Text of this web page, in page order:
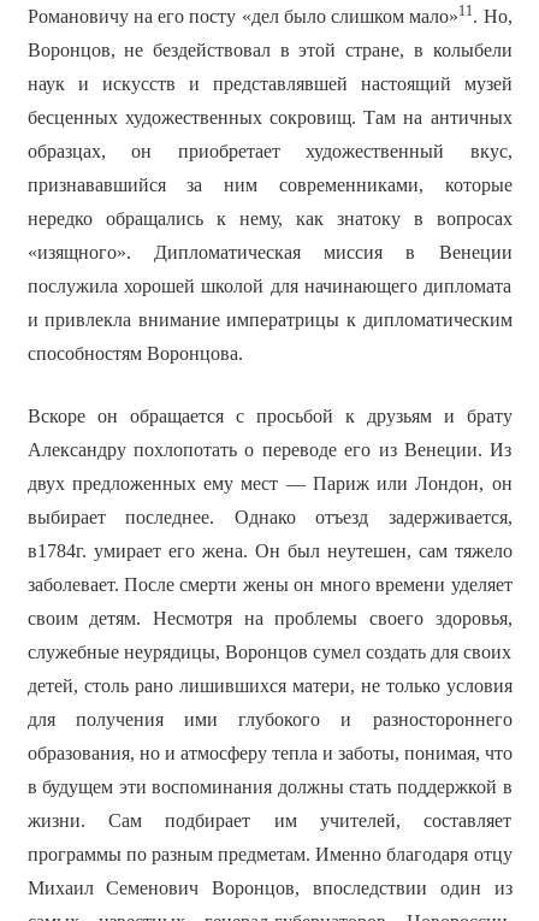
Романовичу на его посту «дел было слишком мало»11 . Но,
Воронцов, не бездействовал в этой стране, в колыбели
наук и искусств и представлявшей настоящий музей
бесценных художественных сокровищ. Там на античных
образцах, он приобретает художественный вкус,
признававшийся за ним современниками, которые
нередко обращались к нему, как знатоку в вопросах
«изящного». Дипломатическая миссия в Венеции
послужила хорошей школой для начинающего дипломата
и привлекла внимание императрицы к дипломатическим
способностям Воронцова.
Вскоре он обращается с просьбой к друзьям и брату
Александру похлопотать о переводе его из Венеции. Из
двух предложенных ему мест — Париж или Лондон, он
выбирает последнее. Однако отъезд задерживается,
в1784г. умирает его жена. Он был неутешен, сам тяжело
заболевает. После смерти жены он много времени уделяет
своим детям. Несмотря на проблемы своего здоровья,
служебные неурядицы, Воронцов сумел создать для своих
детей, столь рано лишившихся матери, не только условия
для получения ими глубокого и разностороннего
образования, но и атмосферу тепла и заботы, понимая, что
в будущем эти воспоминания должны стать поддержкой в
жизни. Сам подбирает им учителей, составляет
программы по разным предметам. Именно благодаря отцу
Михаил Семенович Воронцов, впоследствии один из